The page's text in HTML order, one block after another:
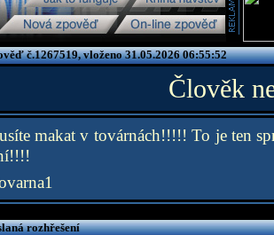
č.1267519, vloženo 31.05.2026 06:55:52
Člověk
makat v továrnách!!!!! To je ten
rozhřešení